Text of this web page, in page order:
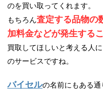
のを買い取ってくれます。
もちろん査定する品物の
加料金などが発生する
買取してほしいと考える人
のサービスですね。
バイセルの名前にもある